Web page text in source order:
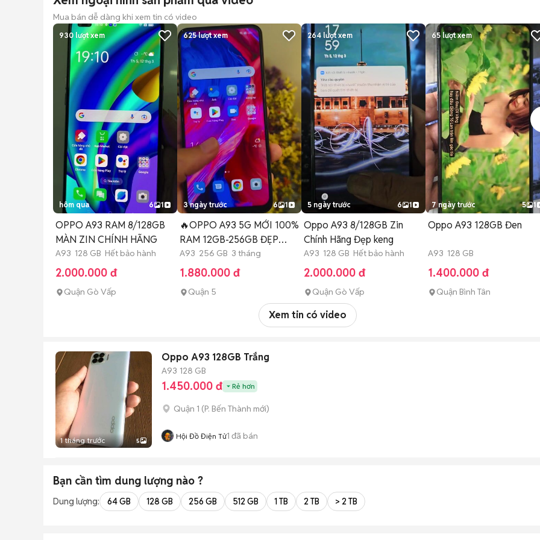
Mua bán dễ dàng khi xem tin có video
930 lượt xem
hôm qua 6 1
OPPO A93 RAM 8/128GB
MÀN ZIN CHÍNH HÃNG
A93 128 GB Hết bảo hành
2.000.000 đ
Quận Gò Vấp
625lượt xem
3 ngày trước 6 1
🔥OPPO A93 5G MỚI 100%
RAM 12GB-256GB ĐẸP
MƯỢT MÀ🔥
A93 256 GB 3 tháng
1.880.000 đ
Quận 5
264 lượt xem
5 ngày trước 6 1
Oppo A93 8/128GB Zin
Chính Hãng Đẹp keng
A93 128 GB Hết bảo hành
2.000.000 đ
Quận Gò Vấp
65lượt xem
7 ngày trước 5 1
Oppo A93 128GB Đen
A93 128 GB
1.400.000 đ
Quận Bình Tân
Xem tin có video
1 tháng trước 5
Oppo A93 128GB Trắng
A93 128 GB
1.450.000 đ Rẻ hơn
Quận 1 (P. Bến Thành mới)
Hội Đồ Điện Tử1 đã bán
Bạn cần tìm dung lượng nào ?
Dung lượng: 64 GB 128 GB 256 GB 512 GB 1 TB 2 TB > 2 TB